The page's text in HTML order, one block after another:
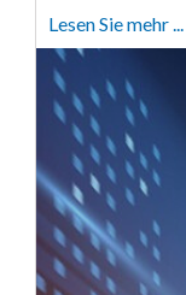
Lesen Sie mehr ...